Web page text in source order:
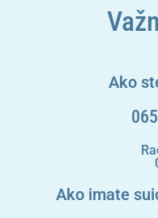
Ako
Ako imate